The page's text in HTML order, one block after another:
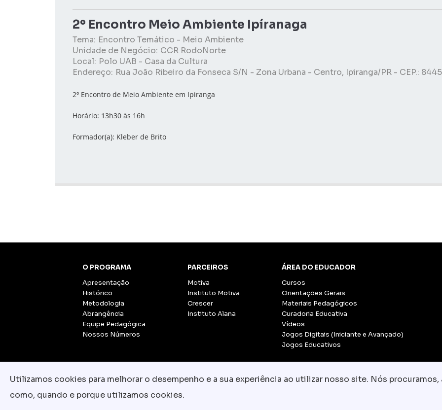
2º Encontro Meio Ambiente Ipíranaga
Tema: Encontro Temático - Meio Ambiente
Unidade de Negócio: CCR RodoNorte
Local: Polo UAB - Casa da Cultura
Endereço: Rua João Ribeiro da Fonseca S/N - Zona Urbana - Centro, Ipiranga/PR - CEP.:
2º Encontro de Meio Ambiente em Ipiranga
Horário: 13h30 às 16h
Formador(a): Kleber de Brito
O PROGRAMA
Apresentação
Histórico
Metodologia
Abrangência
Equipe Pedagógica
Nossos Números
PARCEIROS
Motiva
Instituto Motiva
Crescer
Instituto Alana
ÁREA DO EDUCADOR
Cursos
Orientações Gerais
Materiais Pedagógicos
Curadoria Educativa
Vídeos
Jogos Digitais (Iniciante e Avançado)
Jogos Educativos
Utilizamos cookies para melhorar o desempenho e a sua experiência ao utilizar nosso site. Nós
como, quando e porque utilizamos cookies.